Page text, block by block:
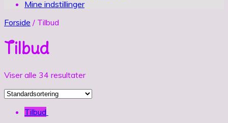
Mine indstillinger
Forside / Tilbud
Tilbud
Viser alle 34 resultater
Tilbud